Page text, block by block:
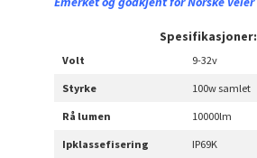
Spesifikasjoner:
Volt 9-32v
Styrke 100w samlet
Rå lumen 10000lm
Ipklassefisering IP69K